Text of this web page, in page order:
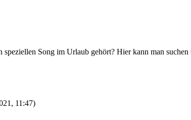
Song im Urlaub gehört? Hier kann man suchen
11:47)